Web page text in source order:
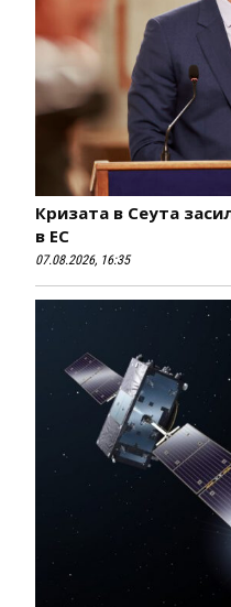
Кризата в Сеута
в ЕС
07.08.2026, 16:35